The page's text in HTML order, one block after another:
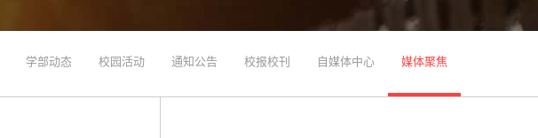
学部动态 校园活动 通知公告 校报校刊 自媒体中心 媒体聚焦